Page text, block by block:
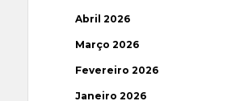
Abril 2026
Março 2026
Fevereiro 2026
Janeiro 2026